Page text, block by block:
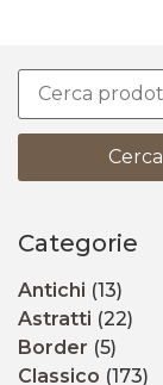
Cerca
Categorie
Antichi (13)
Astratti (22)
Border (5)
Classico (173)